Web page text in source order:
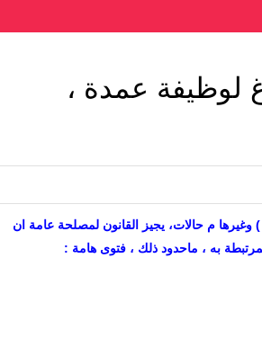
لوظيفة عمدة ،
م حالات، يجيز القانون لمصلحة عامة ان
به ، ماحدود ذلك ، فتوى هامة :